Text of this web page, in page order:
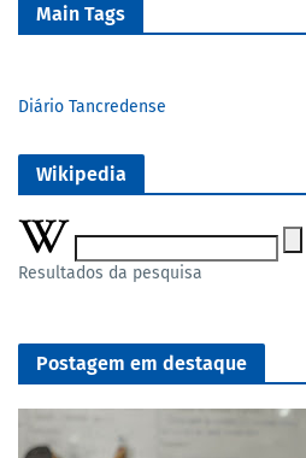
Main Tags
Diário Tancredense
Wikipedia
Resultados da pesquisa
Postagem em destaque